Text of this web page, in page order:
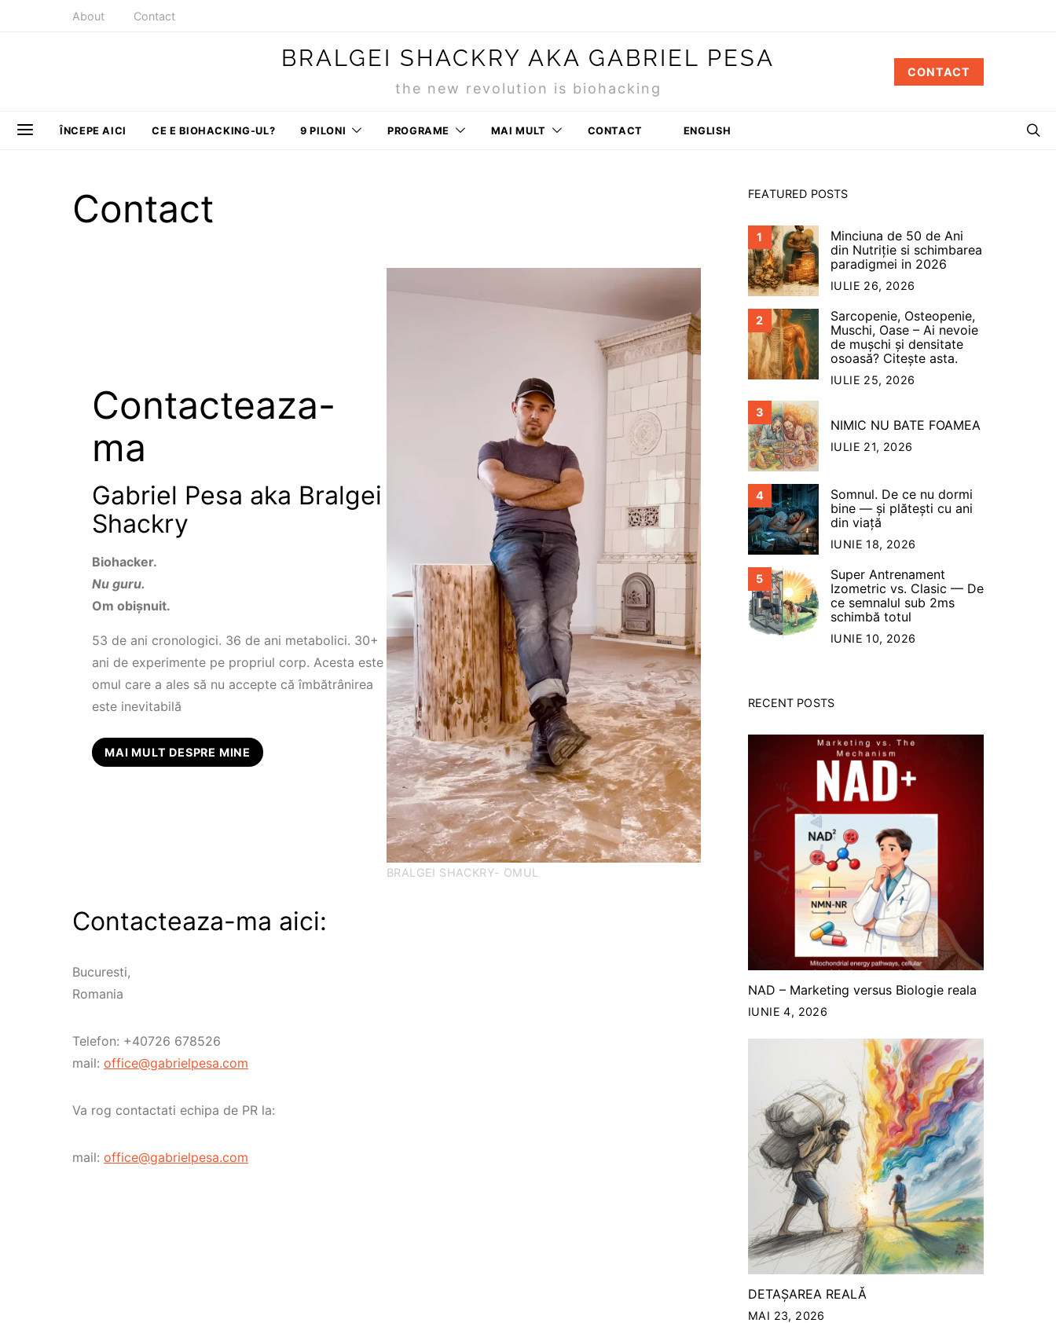
About Contact
BRALGEI SHACKRY AKA GABRIEL PESA
the new revolution is biohacking
CONTACT
ÎNCEPE AICI CE E BIOHACKING-UL? 9 PILONI PROGRAME MAI MULT CONTACT ENGLISH
Contact
Contacteaza-
ma
Gabriel Pesa aka Bralgei
Shackry
Biohacker.
Nu guru.
Om obișnuit.
53 de ani cronologici. 36 de ani metabolici. 30+
ani de experimente pe propriul corp. Acesta este
omul care a ales să nu accepte că îmbătrânirea
este inevitabilă
MAI MULT DESPRE MINE
BRALGEI SHACKRY- OMUL
Contacteaza-ma aici:
Bucuresti,
Romania
Telefon: +40726 678526
mail: office@gabrielpesa.com
Va rog contactati echipa de PR la:
mail: office@gabrielpesa.com
FEATURED POSTS
1
Minciuna de 50 de Ani
din Nutriție si schimbarea
paradigmei in 2026
IULIE 26, 2026
2
Sarcopenie, Osteopenie,
Muschi, Oase – Ai nevoie
de mușchi și densitate
osoasă? Citește asta.
IULIE 25, 2026
3
NIMIC NU BATE FOAMEA
IULIE 21, 2026
4
Somnul. De ce nu dormi
bine — şi plăteşti cu ani
din viață
IUNIE 18, 2026
5
Super Antrenament
Izometric vs. Clasic — De
ce semnalul sub 2ms
schimbă totul
IUNIE 10, 2026
RECENT POSTS
NAD – Marketing versus Biologie reala
IUNIE 4, 2026
DETAȘAREA REALǍ
MAI 23, 2026